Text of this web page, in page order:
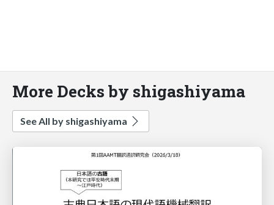
More Decks by shigashiyama
See All by shigashiyama